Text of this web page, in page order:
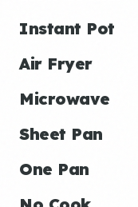
Instant Pot
Air Fryer
Microwave
Sheet Pan
One Pan